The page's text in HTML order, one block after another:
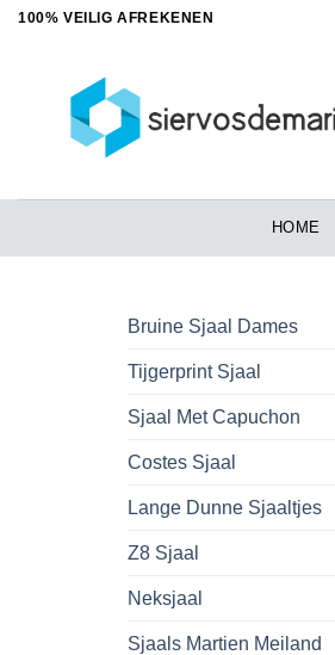
Ga100% VEILIG AFREKENEN
HOME
Bruine Sjaal Dames
Tijgerprint Sjaal
Sjaal Met Capuchon
Costes Sjaal
Lange Dunne Sjaaltjes
Z8 Sjaal
Neksjaal
Sjaals Martien Meiland